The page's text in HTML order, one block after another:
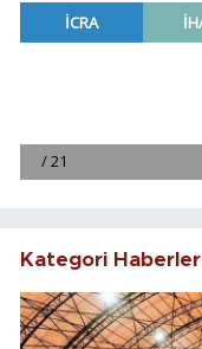
Kategori Haberler